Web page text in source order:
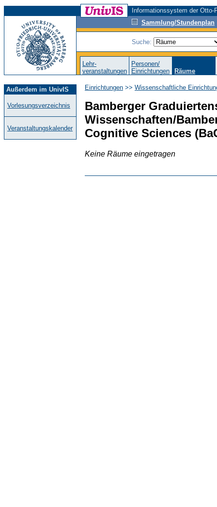
Informationssystem der
Sammlung/Stundenplan
Suche:
Lehr-
veranstaltungen
Personen/
Einrichtungen
Räume
Außerdem im UnivIS
Vorlesungsverzeichnis
Veranstaltungskalender
Einrichtungen >> Wissenschaftliche
Bamberger
Wissenschaften/
Cognitive Sciences
Keine Räume eingetragen